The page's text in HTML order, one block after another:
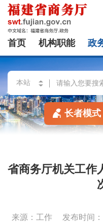
首页 机构职能 政
长者模式
省商务厅机关工作
来源：工作 发布时间